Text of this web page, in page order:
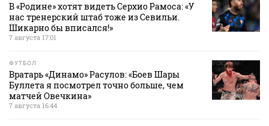
В «Родине» хотят видеть Серхио Рамоса: «У
нас тренерский штаб тоже из Севильи.
Шикарно бы вписался!»
7 августа 17:01
ФУТБОЛ
Вратарь «Динамо» Расулов: «Боев Шары
Буллета я посмотрел точно больше, чем
матчей Овечкина»
7 августа 16:44